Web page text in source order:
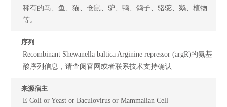
稀有的马、鱼、猫、仓鼠、驴、鸭、鸽子、骆驼、鹅、植物
等。
序列
Recombinant Shewanella baltica Arginine repressor (argR)的氨基
酸序列信息，请查阅官网或者联系技术支持确认
来源宿主
E Coli or Yeast or Baculovirus or Mammalian Cell